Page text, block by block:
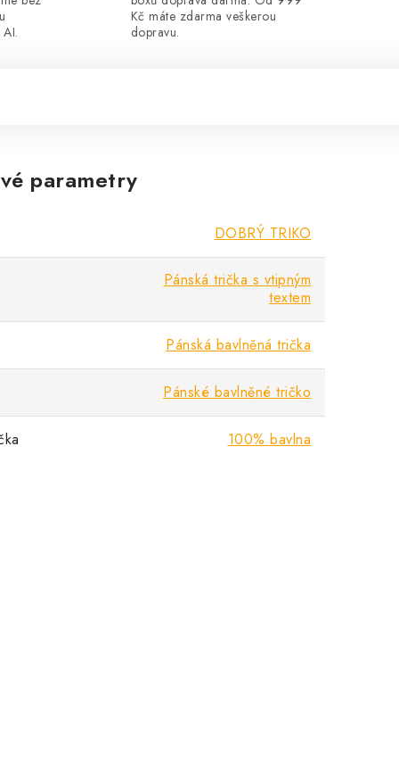
Kč máte zdarma veškerou
dopravu.
parametry
DOBRÝ TRIKO
Pánská trička s vtipným
textem
Pánská bavlněná trička
Pánské bavlněné tričko
100% bavlna